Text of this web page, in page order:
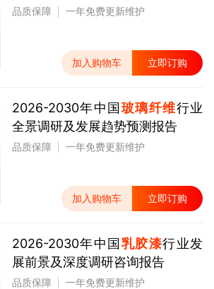
品质保障 一年免费更新维护
加入购物车 立即订购
2026-2030年中国 玻璃纤维行业
全景调研及发展趋势预测报告
品质保障 一年免费更新维护
加入购物车 立即订购
2026-2030年中国 乳胶漆行业发
展前景及深度调研咨询报告
品质保障 一年免费更新维护